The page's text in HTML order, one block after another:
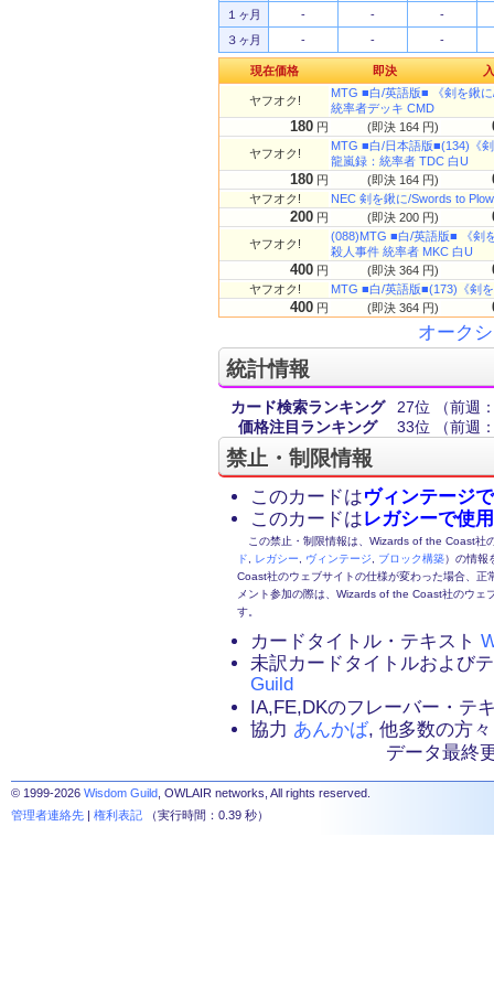
１ヶ月
- -
-
３ヶ月
- - -
現在価格 即決
ヤフオク!
MTG ■白/英語版■ 《剣を鍬
統率者デッキ CMD
180 円 (即決 164 円)
ヤフオク!
MTG ■白/日本語版■(134)《
龍嵐録：統率者 TDC 白U
180 円 (即決 164 円)
ヤフオク! NEC 剣を鍬に/Swords to
200 円 (即決 200 円)
ヤフオク!
(088)MTG ■白/英語版■ 《剣
殺人事件 統率者 MKC 白U
400 円 (即決 364 円)
ヤフオク! MTG ■白/英語版■(173)《剣
400 円 (即決 364 円)
オーク
統計情報
カード検索ランキング 27位
（前週
価格注目ランキング
33位 （前週
禁止・制限情報
このカードはヴィンテージ
このカードはレガシーで使
この禁止・制限情報は、Wizards of the Coast社
ド
レガシー ヴィンテージ ブロック構築）の情報
Coast社のウェブサイトの仕様が変わった場合、
メント参加の際は、Wizards of the Coast社のウェ
す。
カードタイトル・テキスト
未訳カードタイトルおよび
Guild
IA,FE,DKのフレーバー・テ
協力 あんかば, 他多数の方々
データ最終
© 1999-2026 Wisdom Guild , OWLAIR networks, All rights reserved.
管理者連絡先 | 権利表記 （実行時間：0.39 秒）